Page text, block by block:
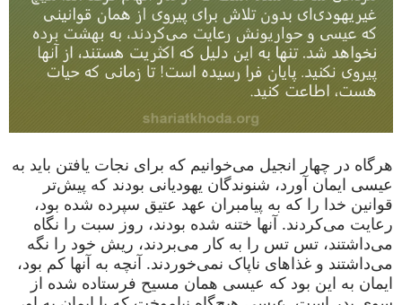
هرگاه در چهار انجیل می‌خوانیم که برای نجات یافتن باید به
عیسی ایمان آورد، شنوندگان یهودیانی بودند که پیش‌تر
قوانین خدا را که به پیامبران عهد عتیق سپرده شده بود،
رعایت می‌کردند. آنها ختنه شده بودند، روز سبت را نگاه
می‌داشتند، تس تس را به کار می‌بردند، ریش خود را نگه
می‌داشتند و غذاهای ناپاک نمی‌خوردند. آنچه به آنها کم بود،
ایمان به این بود که عیسی همان مسیح فرستاده شده از